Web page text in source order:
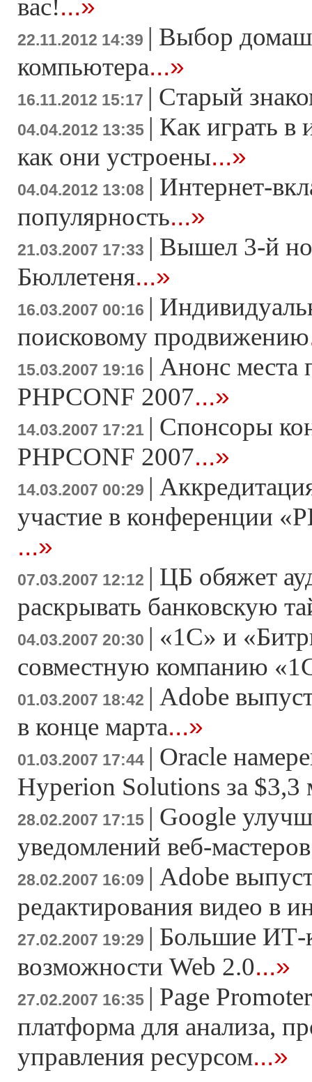
вас!...»
22.11.2012 14:39 | Выбор
компьютера...»
16.11.2012 15:17 | Старый
04.04.2012 13:35 | Как играть в
как они устроены...»
04.04.2012 13:08 | Интернет-
популярность...»
21.03.2007 17:33 | Вышел 3-й
Бюллетеня...»
16.03.2007 00:16 |
поисковому продвижению
15.03.2007 19:16 | Анонс места
PHPCONF 2007...»
14.03.2007 17:21 | Спонсоры
PHPCONF 2007...»
14.03.2007 00:29 |
участие в конференции
...»
07.03.2007 12:12 | ЦБ обяжет
раскрывать банковскую
04.03.2007 20:30 | «1С» и
совместную компанию
01.03.2007 18:42 | Adobe
в конце марта...»
01.03.2007 17:44 | Oracle
Hyperion Solutions за
28.02.2007 17:15 | Google
уведомлений веб-мастеров
28.02.2007 16:09 | Adobe
редактирования видео в
27.02.2007 19:29 | Большие ИТ-
возможности Web 2.0...»
27.02.2007 16:35 | Page
платформа для анализа,
управления ресурсом...»